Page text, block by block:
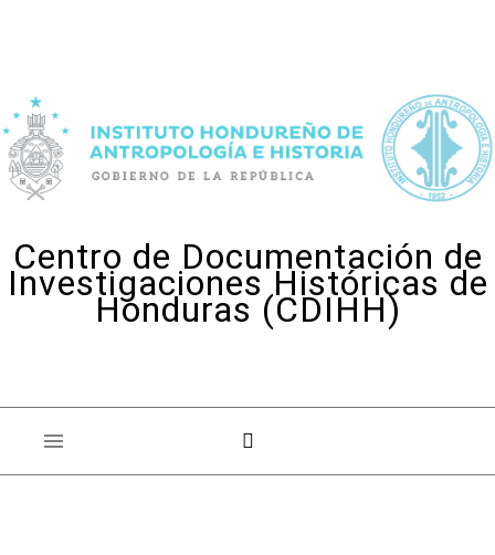
Centro de Documentación de
Investigaciones Históricas de
Honduras (CDIHH)